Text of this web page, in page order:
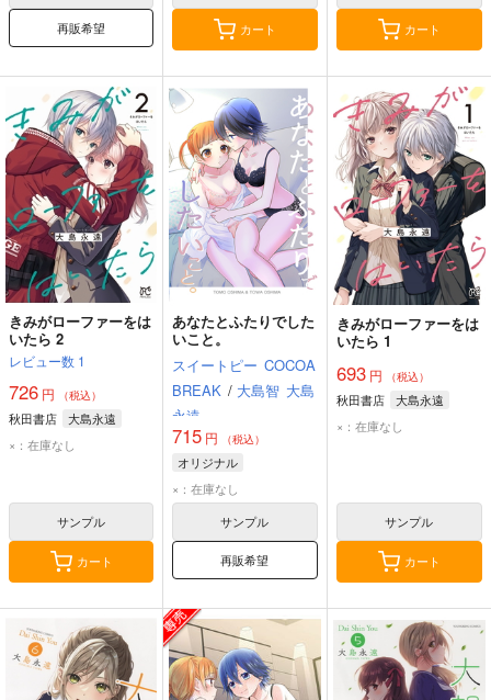
再販希望 カート カート
きみがローファーをは
いたら 2
レビュー数 1
726 円 （税込）
秋田書店
大島永遠
×：在庫なし
サンプル
カート
あなたとふたりでした
いこと。
スイートピー COCOA
BREAK / 大島智 大島
永遠
715 円 （税込）
オリジナル
×：在庫なし
サンプル
再販希望
きみがローファーをは
いたら 1
693円 （税込）
秋田書店
大島永遠
×：在庫なし
サンプル
カート